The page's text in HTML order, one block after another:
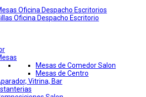
Oficina Despacho Escritorios
Oficina Despacho Escritorio
Mesas de Comedor Salon
Mesas de Centro
Vitrina, Bar